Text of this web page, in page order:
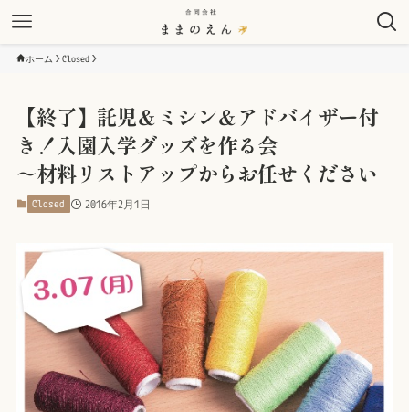
ホーム Closed
【終了】託児＆ミシン＆アドバイザー付
き！入園入学グッズを作る会
～材料リストアップからお任せください
Closed 2016年2月1日